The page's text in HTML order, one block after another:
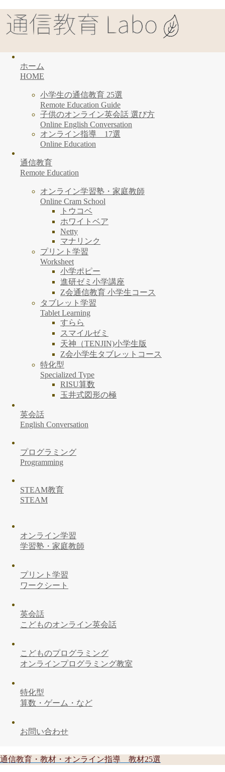
ホーム
HOME
小学生の通信教育 25選
Remote Education Guide
子供のオンライン英会話 選び方
Online English Conversation
オンライン指導 17選
Online Education
通信教育
Remote Education
オンライン学習塾・家庭教師
Online Cram School
トウコベ
ホワイトベア
Netty
マナリンク
プリント学習
Worksheet
小学ポピー
進研ゼミ小学講座
Z会通信教育 小学生コース
タブレット学習
Tablet Learning
すらら
スマイルゼミ
天神（TENJIN)小学生版
Z会小学生タブレットコース
特化型
Specialized Type
RISU算数
玉井式図形の極
英会話
English Conversation
プログラミング
Programming
STEAM教育
STEAM
オンライン学習
学習塾・家庭教師
プリント学習
ワークシート
英会話
こどものオンライン英会話
こどものプログラミング
オンラインプログラミング教室
特化型
算数・ゲーム・など
お問い合わせ
通信教育・教材・オンライン指導 教材25選